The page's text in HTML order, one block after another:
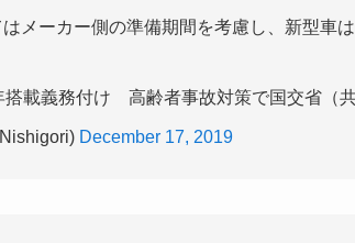
はメーカー側の準備期間を考慮し、新型車
搭載義務付け 高齢者事故対策で国交省（
December 17, 2019